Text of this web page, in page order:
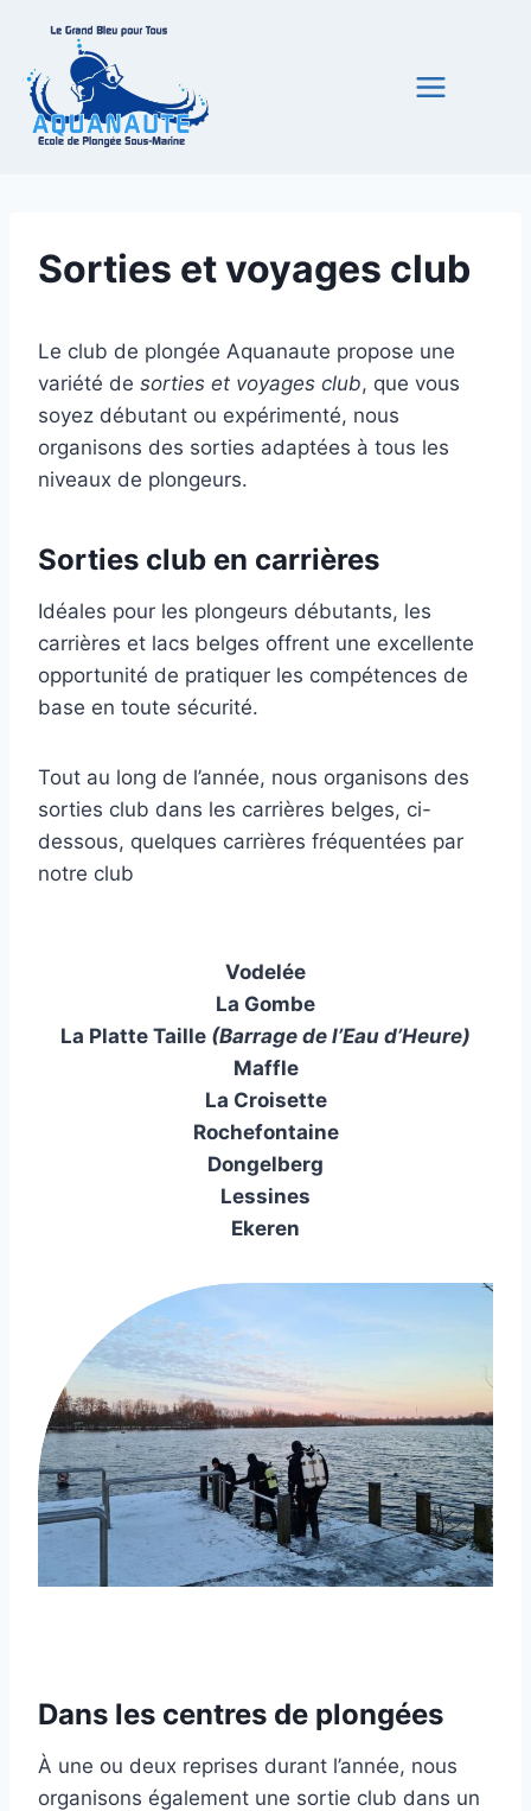
contenu
Sorties et voyages club
Le club de plongée Aquanaute propose une
variété de sorties et voyages club, que vous
soyez débutant ou expérimenté, nous
organisons des sorties adaptées à tous les
niveaux de plongeurs.
Sorties club en carrières
Idéales pour les plongeurs débutants, les
carrières et lacs belges offrent une excellente
opportunité de pratiquer les compétences de
base en toute sécurité.
Tout au long de l’année, nous organisons des
sorties club dans les carrières belges, ci-
dessous, quelques carrières fréquentées par
notre club
Vodelée
La Gombe
La Platte Taille (Barrage de l’Eau d’Heure)
Maffle
La Croisette
Rochefontaine
Dongelberg
Lessines
Ekeren
Dans les centres de plongées
À une ou deux reprises durant l’année, nous
organisons également une sortie club dans un